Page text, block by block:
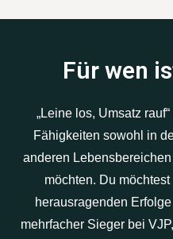
Für wen
„Leine los, Umsatz
Fähigkeiten sowohl in
anderen
möchten. Du
herausragenden
mehrfacher Sieger bei